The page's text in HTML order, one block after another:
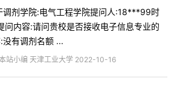
调剂学院:电气工程学院提问人:18***99时
内容:请问贵校是否接收电子信息专业的
没有调剂名额 ...
站小编 天津工业大学 2022-10-16